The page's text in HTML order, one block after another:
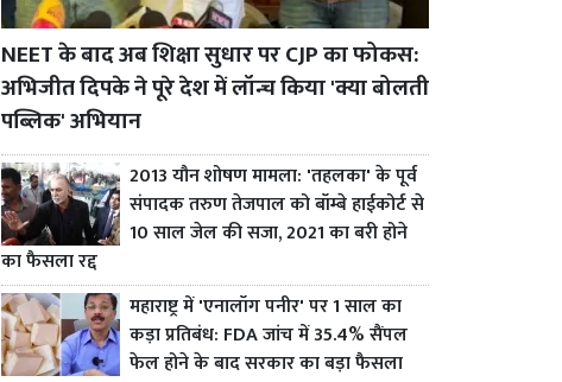
NEET के बाद अब शिक्षा सुधार पर CJP का फोकस:
अभिजीत दिपके ने पूरे देश में लॉन्च किया 'क्या बोलती
पब्लिक' अभियान
2013 यौन शोषण मामला: 'तहलका' के पूर्व
संपादक तरुण तेजपाल को बॉम्बे हाईकोर्ट से
10 साल जेल की सजा, 2021 का बरी होने
का फैसला रद्द
महाराष्ट्र में 'एनालॉग पनीर' पर 1 साल का
कड़ा प्रतिबंध: FDA जांच में 35.4% सैंपल
फेल होने के बाद सरकार का बड़ा फैसला